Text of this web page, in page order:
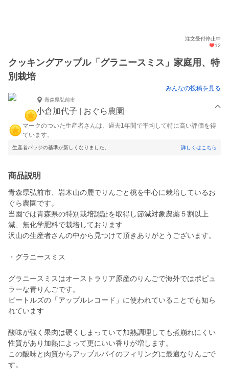
注文受付停止中
12
クッキングアップル「グラニースミス」家庭用、特
別栽培
みんなの投稿を見る
青森県弘前市
小倉加代子 | おぐら農園
マークのついた生産者さんは、過去1年間で平均して特に高い評価を得
ています。
生産者バッジの基準が新しくなりました。 詳しくはこちら
商品説明
青森県弘前市、岩木山の麓でりんごと桃を中心に栽培しているお
ぐら農園です。
当園では青森県の特別栽培認証を取得し節減対象農薬５割以上
減、無化学肥料で栽培しております
沢山の生産者さんの中から見つけて頂きありがとうございます。
・グラニースミス
グラニースミスはオーストラリア原産のりんごで海外ではポピュ
ラーな青りんごです。
ビートルズの「アップルレコード」に使われていることでも知ら
れています
酸味が強く果肉は硬くしまっていて加熱調理しても煮崩れにくい
性質があり加熱によって更にいい香りが増します。
この酸味と肉質からアップルパイのフィリングに最適なりんごで
す。